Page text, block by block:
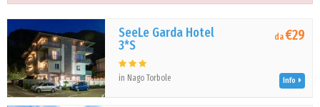
SeeLe Garda Hotel
3*S
in Nago Torbole
da€29
Info